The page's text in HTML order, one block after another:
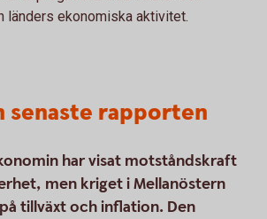
länders ekonomiska aktivitet.
senaste rapporten
har visat motståndskraft
men kriget i Mellanöstern
tillväxt och inflation. Den